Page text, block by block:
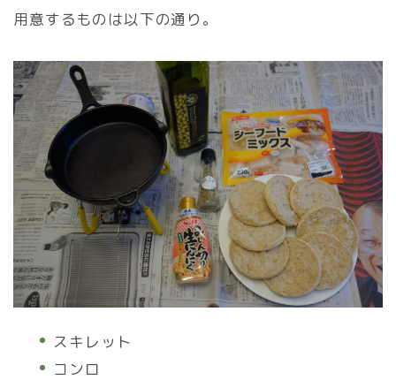
用意するものは以下の通り。
スキレット
コンロ